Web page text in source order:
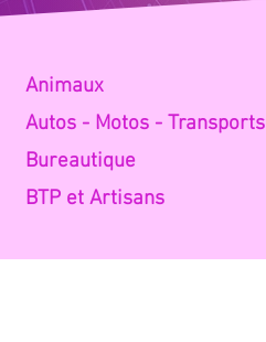
Animaux
Autos - Motos - Transports
Bureautique
BTP et Artisans